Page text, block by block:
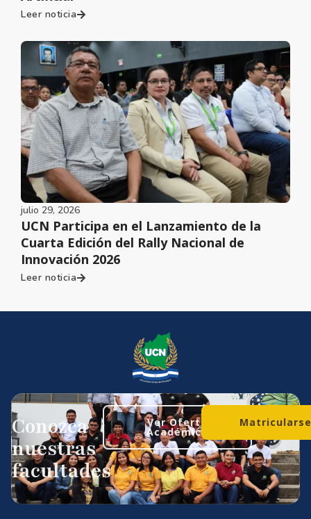
Leer noticia
julio 29, 2026
UCN Participa en el Lanzamiento de la
Cuarta Edición del Rally Nacional de
Innovación 2026
Leer noticia
Conozca
nuestras
facultades
Ver Oferta
Académica